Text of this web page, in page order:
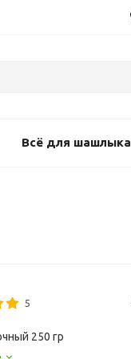
Всё для шашлыка
5
250 гр